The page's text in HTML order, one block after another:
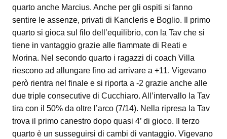
quarto anche Marcius. Anche per gli ospiti si fanno
sentire le assenze, privati di Kancleris e Boglio. Il primo
quarto si gioca sul filo dell’equilibrio, con la Tav che si
tiene in vantaggio grazie alle fiammate di Reati e
Morina. Nel secondo quarto i ragazzi di coach Villa
riescono ad allungare fino ad arrivare a +11. Vigevano
però rientra nel finale e si riporta a -2 grazie anche alle
due triple consecutive di Cucchiaro. All’intervallo la Tav
tira con il 50% da oltre l’arco (7/14). Nella ripresa la Tav
trova il primo canestro dopo quasi 4’ di gioco. Il terzo
quarto è un susseguirsi di cambi di vantaggio. Vigevano